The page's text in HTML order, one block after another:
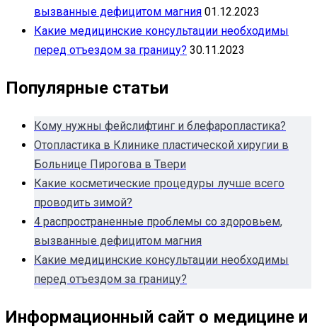
вызванные дефицитом магния 01.12.2023
Какие медицинские консультации необходимы
перед отъездом за границу? 30.11.2023
Популярные статьи
Кому нужны фейслифтинг и блефаропластика?
Отопластика в Клинике пластической хиругии в
Больнице Пирогова в Твери
Какие косметические процедуры лучше всего
проводить зимой?
4 распространенные проблемы со здоровьем,
вызванные дефицитом магния
Какие медицинские консультации необходимы
перед отъездом за границу?
Информационный сайт о медицине и